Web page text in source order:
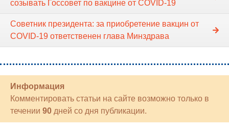
созывать Госсовет по вакцине от COVID-19
Cоветник президента: за приобретение вакцин от
COVID-19 ответственен глава Минздрава
Информация
Комментировать статьи на сайте возможно только в
течении 90 дней со дня публикации.